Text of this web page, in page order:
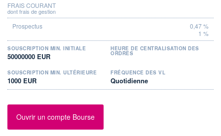
FRAIS COURANT
dont frais de gestion
0,47 %
1 %
SOUSCRIPTION MIN. INITIALE
50000000 EUR
HEURE DE CENTRALISATION DES
ORDRES
SOUSCRIPTION MIN. ULTÉRIEURE
1000 EUR
FRÉQUENCE DES VL
Quotidienne
Ouvrir un compte Bourse